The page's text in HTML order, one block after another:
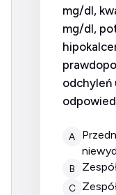
mg/dl,
mg/dl,
odchyleń
A
przednerkowa ostra
B
C
zespół hemolityczno-